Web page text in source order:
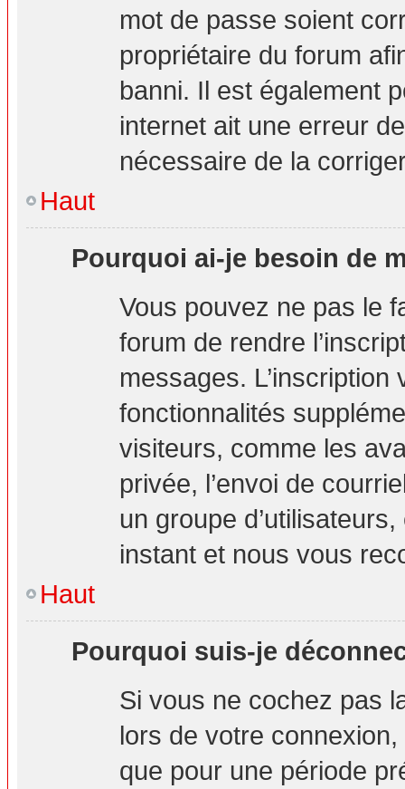
mot de passe soient
propriétaire du forum
banni. Il est également
internet ait une erreur
nécessaire de la
Haut
Pourquoi ai-je besoin de
Vous pouvez ne pas le
forum de rendre
messages.
fonctionnalités
visiteurs, comme les
privée, l’envoi de
un groupe
instant et nous vous
Haut
Pourquoi suis-je
Si vous ne cochez pas
lors de votre
que pour une période